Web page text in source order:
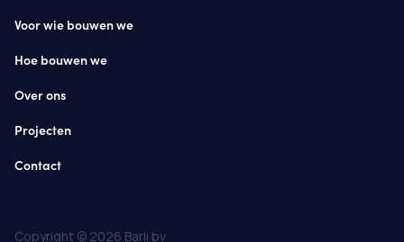
Voor wie bouwen we
Hoe bouwen we
Over ons
Projecten
Contact
Copyright © 2026 Barli bv